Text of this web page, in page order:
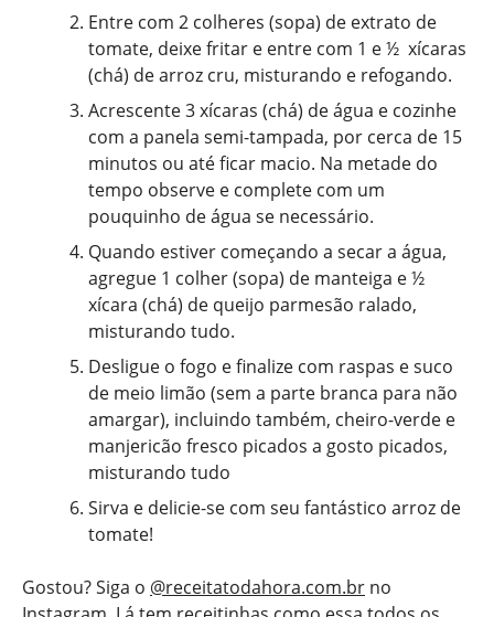
Entre com 2 colheres (sopa) de extrato de
tomate, deixe fritar e entre com 1 e ½ xícaras
(chá) de arroz cru, misturando e refogando.
Acrescente 3 xícaras (chá) de água e cozinhe
com a panela semi-tampada, por cerca de 15
minutos ou até ficar macio. Na metade do
tempo observe e complete com um
pouquinho de água se necessário.
Quando estiver começando a secar a água,
agregue 1 colher (sopa) de manteiga e ½
xícara (chá) de queijo parmesão ralado,
misturando tudo.
Desligue o fogo e finalize com raspas e suco
de meio limão (sem a parte branca para não
amargar), incluindo também, cheiro-verde e
manjericão fresco picados a gosto picados,
misturando tudo
Sirva e delicie-se com seu fantástico arroz de
tomate!
Gostou? Siga o @receitatodahora.com.br no